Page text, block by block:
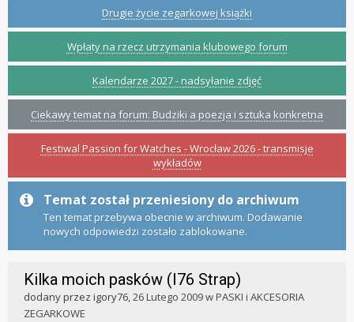
Drugie życie zegarkowej książki
Wpłaty na rzecz utrzymania klubowego forum
Kalendarze 2027 - nadsyłanie zdjęć
Ciekawy temat na forum: Budziki a poezja i sztuka konkretna
Festiwal Passion for Watches - Wrocław 2026 - transmisje
wykładów
Temat został przeniesiony do archiwum
Ten temat przebywa obecnie w archiwum. Dodawanie
nowych odpowiedzi zostało zablokowane.
Kilka moich pasków (I76 Strap)
dodany przez igory76,26 Lutego 2009wPASKI i AKCESORIA
ZEGARKOWE